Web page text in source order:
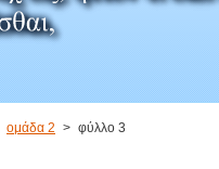
ομάδα 2 > φύλλο 3